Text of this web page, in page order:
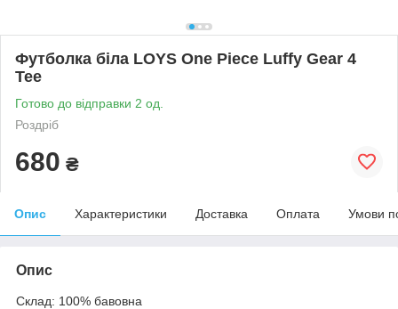
Футболка біла LOYS One Piece Luffy Gear 4
Tee
Готово до відправки 2 од.
Роздріб
680 ₴
Опис Характеристики Доставка Оплата Умови
Опис
Склад: 100% бавовна